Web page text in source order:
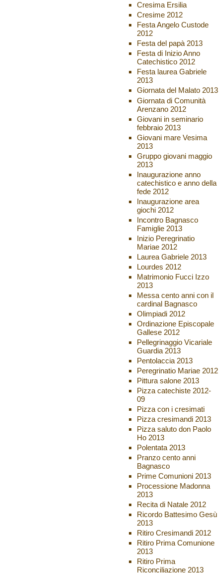
Cresima Ersilia
Cresime 2012
Festa Angelo Custode
2012
Festa del papà 2013
Festa di Inizio Anno
Catechistico 2012
Festa laurea Gabriele
2013
Giornata del Malato 2013
Giornata di Comunità
Arenzano 2012
Giovani in seminario
febbraio 2013
Giovani mare Vesima
2013
Gruppo giovani maggio
2013
Inaugurazione anno
catechistico e anno della
fede 2012
Inaugurazione area
giochi 2012
Incontro Bagnasco
Famiglie 2013
Inizio Peregrinatio
Mariae 2012
Laurea Gabriele 2013
Lourdes 2012
Matrimonio Fucci Izzo
2013
Messa cento anni con il
cardinal Bagnasco
Olimpiadi 2012
Ordinazione Episcopale
Gallese 2012
Pellegrinaggio Vicariale
Guardia 2013
Pentolaccia 2013
Peregrinatio Mariae 2012
Pittura salone 2013
Pizza catechiste 2012-
09
Pizza con i cresimati
Pizza cresimandi 2013
Pizza saluto don Paolo
Ho 2013
Polentata 2013
Pranzo cento anni
Bagnasco
Prime Comunioni 2013
Processione Madonna
2013
Recita di Natale 2012
Ricordo Battesimo Gesù
2013
Ritiro Cresimandi 2012
Ritiro Prima Comunione
2013
Ritiro Prima
Riconciliazione 2013